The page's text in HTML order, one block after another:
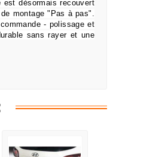
est désormais recouvert
montage "Pas à pas".
- polissage et
sans rayer et une